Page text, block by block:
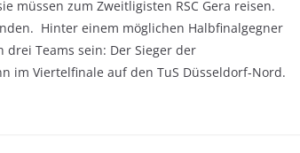
müssen zum Zweitligisten RSC Gera reisen.
Hinter einem möglichen Halbfinalgegner
Teams sein: Der Sieger der
im Viertelfinale auf den TuS Düsseldorf-Nord.